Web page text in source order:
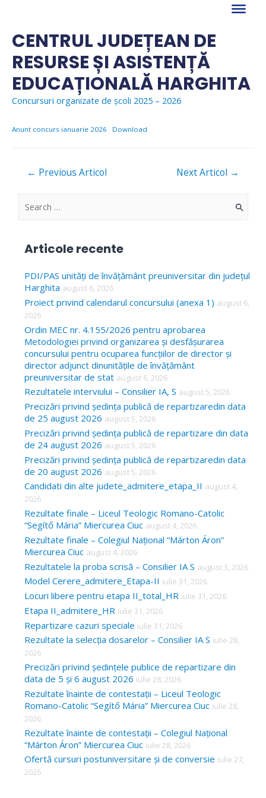
content
CENTRUL JUDEȚEAN DE
RESURSE ȘI ASISTENȚĂ
EDUCAȚIONALĂ HARGHITA
Concursuri organizate de școli 2025 – 2026
Anunt concurs ianuarie 2026 Download
Navigare
← Previous Articol Next Articol →
S
c
h
f
o
r
Articole recente
PDI/PAS unități de învățământ preuniversitar din județul
Harghita august 6, 2026
Proiect privind calendarul concursului (anexa 1) august 6,
2026
Ordin MEC nr. 4.155/2026 pentru aprobarea
Metodologiei privind organizarea și desfășurarea
concursului pentru ocuparea funcțiilor de director și
director adjunct dinunitățile de învățământ
preuniversitar de stat august 6, 2026
Rezultatele interviului – Consilier IA, S august 5, 2026
Precizări privind ședința publică de repartizaredin data
de 25 august 2026 august 5, 2026
Precizări privind ședința publică de repartizare din data
de 24 august 2026 august 5, 2026
Precizări privind ședința publică de repartizaredin data
de 20 august 2026 august 5, 2026
Candidati din alte judete_admitere_etapa_II august 4,
2026
Rezultate finale – Liceul Teologic Romano-Catolic
“Segítő Mária” Miercurea Ciuc august 4, 2026
Rezultate finale – Colegiul Național “Márton Áron”
Miercurea Ciuc august 4, 2026
Rezultatele la proba scrisă – Consilier IA S august 3, 2026
Model Cerere_admitere_Etapa-II iulie 31, 2026
Locuri libere pentru etapa II_total_HR iulie 31, 2026
Etapa II_admitere_HR iulie 31, 2026
Repartizare cazuri speciale iulie 31, 2026
Rezultate la selecția dosarelor – Consilier IA S iulie 28,
2026
Precizări privind ședințele publice de repartizare din
data de 5 și 6 august 2026 iulie 28, 2026
Rezultate înainte de contestații – Liceul Teologic
Romano-Catolic “Segítő Mária” Miercurea Ciuc iulie 28,
2026
Rezultate înainte de contestații – Colegiul Național
“Márton Áron” Miercurea Ciuc iulie 28, 2026
Ofertă cursuri postuniversitare și de conversie iulie 27,
2026